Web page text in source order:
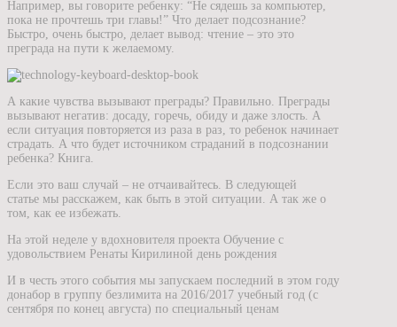
Например, вы говорите ребенку: “Не сядешь за компьютер,
пока не прочтешь три главы!” Что делает подсознание?
Быстро, очень быстро, делает вывод: чтение – это это
преграда на пути к желаемому.
А какие чувства вызывают преграды? Правильно. Преграды
вызывают негатив: досаду, горечь, обиду и даже злость. А
если ситуация повторяется из раза в раз, то ребенок начинает
страдать. А что будет источником страданий в подсознании
ребенка? Книга.
Если это ваш случай – не отчаивайтесь. В следующей
статье мы расскажем, как быть в этой ситуации. А так же о
том, как ее избежать.
На этой неделе у вдохновителя проекта Обучение с
удовольствием Ренаты Кирилиной день рождения
И в честь этого события мы запускаем последний в этом году
донабор в группу безлимита на 2016/2017 учебный год (с
сентября по конец августа) по специальный ценам